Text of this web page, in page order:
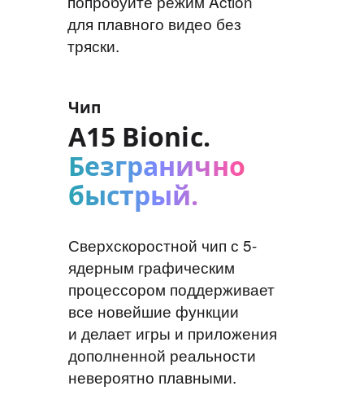
для плавного видео без
тряски.
Чип
A15 Bionic.
Безгранично
быстрый.
Сверхскоростной чип с 5-
ядерным графическим
процессором поддерживает
все новейшие функции
и делает игры и приложения
дополненной реальности
невероятно плавными.